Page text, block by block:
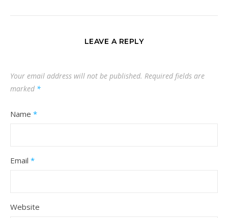
LEAVE A REPLY
Your email address will not be published. Required fields are
marked *
Name *
Email *
Website